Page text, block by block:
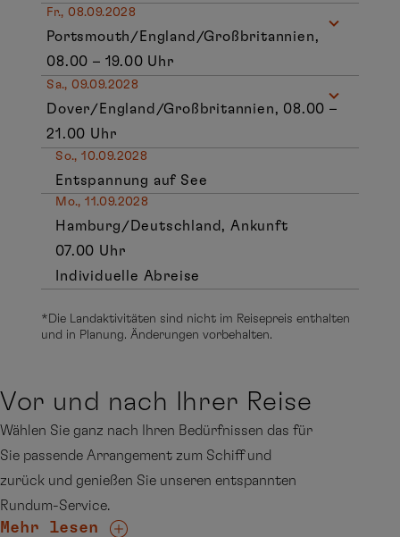
Fr., 08.09.2028
Portsmouth/England/Großbritannien,
08.00 – 19.00 Uhr
Sa., 09.09.2028
Dover/England/Großbritannien, 08.00 –
21.00 Uhr
So., 10.09.2028
Entspannung auf See
Mo., 11.09.2028
Hamburg/Deutschland, Ankunft
07.00 Uhr
Individuelle Abreise
*Die Landaktivitäten sind nicht im Reisepreis enthalten
und in Planung. Änderungen vorbehalten.
Vor und nach Ihrer Reise
Wählen Sie ganz nach Ihren Bedürfnissen das für
Sie passende Arrangement zum Schiff und
zurück und genießen Sie unseren entspannten
Rundum-Service.
Mehr lesen